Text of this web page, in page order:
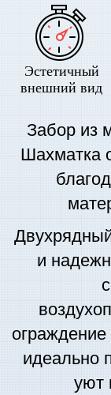
Эстетичный
внешний вид
Забор из
Шахматка
и
идеально
уют